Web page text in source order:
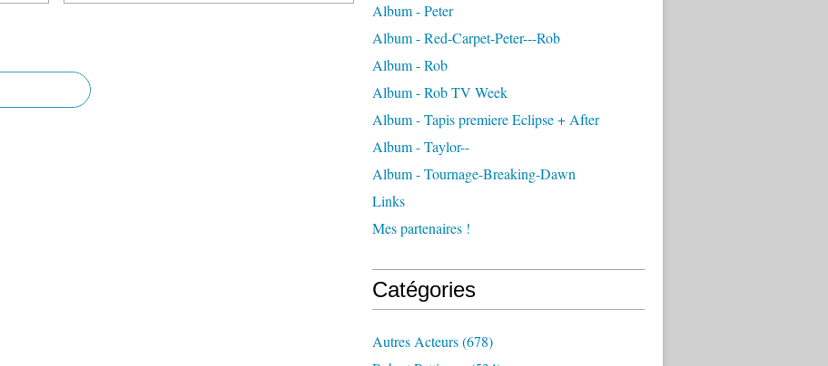
Album - Peter
Album - Red-Carpet-Peter---Rob
Album - Rob
Album - Rob TV Week
Album - Tapis premiere Eclipse + After
Album - Taylor--
Album - Tournage-Breaking-Dawn
Links
Mes partenaires !
Catégories
Autres Acteurs(678)